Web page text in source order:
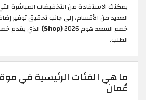
العديد من الأقسام، إلى جانب تحقيق توفير
خصم السعد هوم 2026
(Shop)
الذي يقدم
الطلب.
ما هي الفئات الرئيسية في
عُمان